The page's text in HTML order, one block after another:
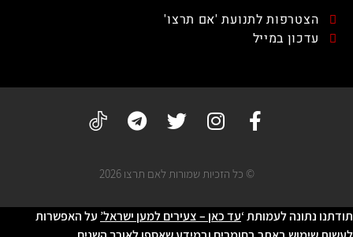
הצטרפות לתנועת 'אם תרצו'
עדכון במייל
© כל הזכיות שמורות לאם תרצו 2026
תודתנו נתונה לעמותת ‘עד כאן – צעירים למען ישראל’ על האפשרות